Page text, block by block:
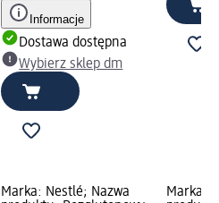
Informacje
Dostawa dostępna
Wybierz sklep dm
Marka: Nestlé; Nazwa
Marka: